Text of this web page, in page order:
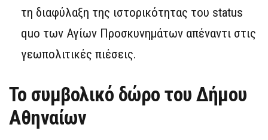
τη διαφύλαξη της ιστορικότητας του status
quo των Αγίων Προσκυνημάτων απέναντι στις
γεωπολιτικές πιέσεις.
Το συμβολικό δώρο του Δήμου
Αθηναίων